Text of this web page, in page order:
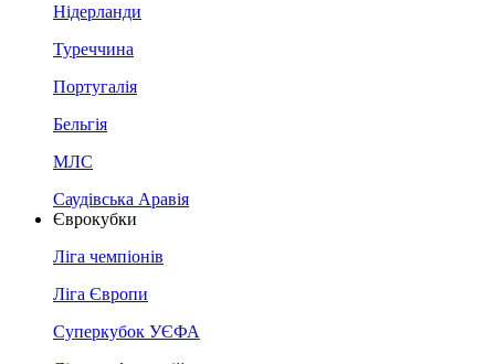
Нідерланди
Туреччина
Португалія
Бельгія
МЛС
Саудівська Аравія
Єврокубки
Ліга чемпіонів
Ліга Європи
Суперкубок УЄФА